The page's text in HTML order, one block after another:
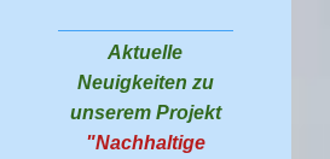
Aktuelle
Neuigkeiten zu
unserem Projekt
"Nachhaltige